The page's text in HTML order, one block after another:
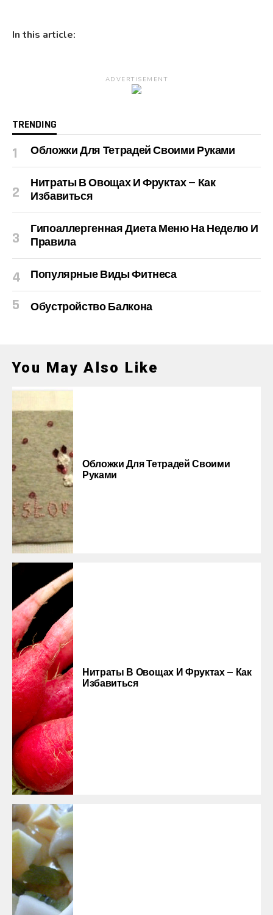
In this article:
ADVERTISEMENT
TRENDING
Обложки Для Тетрадей Своими Руками
Нитраты В Овощах И Фруктах — Как
Избавиться
Гипоаллергенная Диета Меню На Неделю И
Правила
Популярные Виды Фитнеса
Обустройство Балкона
You May Also Like
Обложки Для Тетрадей Своими
Руками
Нитраты В Овощах И Фруктах — Как
Избавиться